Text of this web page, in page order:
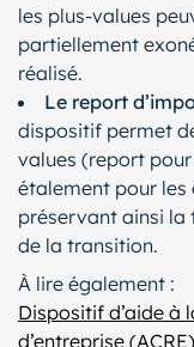
les plus-values
partiellement
réalisé.
Le report
dispositif permet
values (report
étalement pour les
préservant ainsi la
de la transition.
À lire également :
Dispositif d’aide à
d’entreprise